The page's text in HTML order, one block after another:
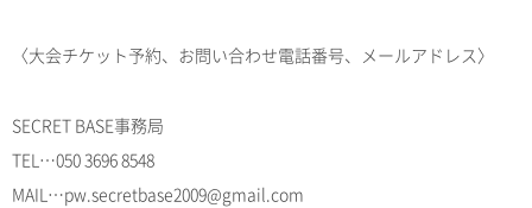
〈大会チケット予約、お問い合わせ電話番号、メールアドレス〉
SECRET BASE事務局
TEL…050 3696 8548
MAIL…pw.secretbase2009@gmail.com